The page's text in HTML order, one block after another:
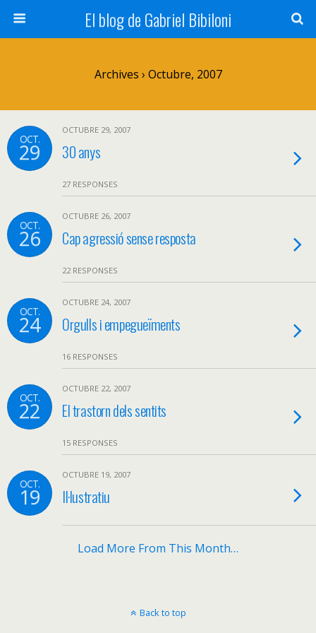
El blog de Gabriel Bibiloni
Archives › Octubre, 2007
OCT.
29
OCTUBRE 29, 2007
30 anys
27 RESPONSES
OCT.
26
OCTUBRE 26, 2007
Cap agressió sense resposta
22 RESPONSES
OCT.
24
OCTUBRE 24, 2007
Orgulls i empegueïments
16 RESPONSES
OCT.
22
OCTUBRE 22, 2007
El trastorn dels sentits
15 RESPONSES
OCT.
19
OCTUBRE 19, 2007
Il·lustratiu
Load More From This Month…
Back to top